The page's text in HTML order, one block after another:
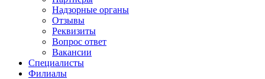
Надзорные органы
Отзывы
Реквизиты
Вопрос ответ
Вакансии
Специалисты
Филиалы